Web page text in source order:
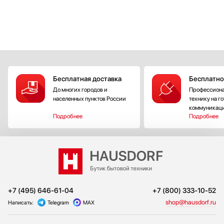
Бесплатная доставка
До многих городов и
населенных пунктов России
Подробнее
технику на
Подробнее
+7 (495) 646-61-04 +7 (800) 333-10-52
Написать: Telegram MAX shop@hausdorf.ru